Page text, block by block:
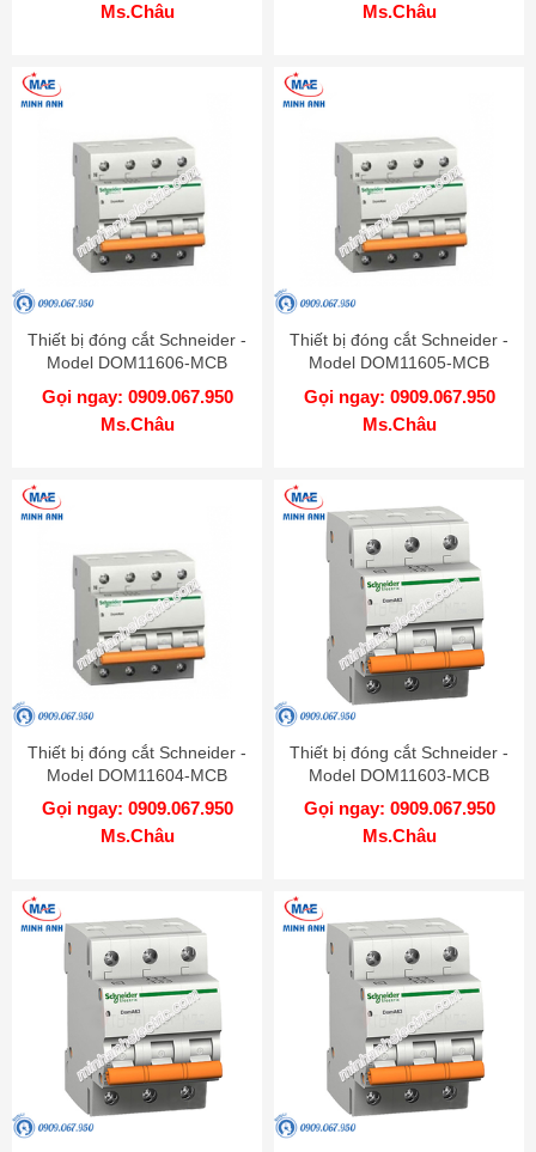
Ms.Châu
Ms.Châu
Thiết bị đóng cắt Schneider -
Model DOM11606-MCB
Gọi ngay: 0909.067.950
Ms.Châu
Thiết bị đóng cắt Schneider -
Model DOM11605-MCB
Gọi ngay: 0909.067.950
Ms.Châu
Thiết bị đóng cắt Schneider -
Model DOM11604-MCB
Gọi ngay: 0909.067.950
Ms.Châu
Thiết bị đóng cắt Schneider -
Model DOM11603-MCB
Gọi ngay: 0909.067.950
Ms.Châu